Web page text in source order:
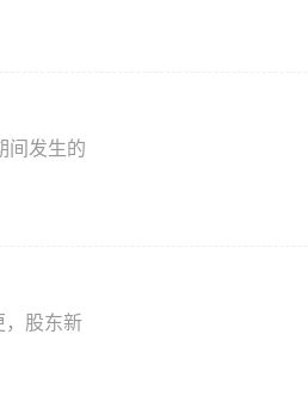
间发生的
，股东新